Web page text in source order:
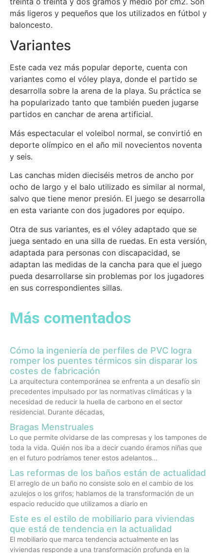
más ligeros y pequeños que los utilizados en fútbol y
baloncesto.
Variantes
Este cada vez más popular deporte, cuenta con
variantes como el vóley playa, donde el partido se
desarrolla sobre la arena de la playa. Su práctica se
ha popularizado tanto que también pueden jugarse
partidos en canchar de arena artificial.
Más espectacular el voleibol normal, se convirtió en
deporte olímpico en el año mil novecientos noventa
y seis.
Las canchas miden dieciséis metros de ancho por
ocho de largo y el balo utilizado es similar al normal,
salvo que tiene menor presión. El juego se desarrolla
en esta variante con dos jugadores por equipo.
Otra de sus variantes, es el vóley adaptado que se
juega sentado en una silla de ruedas. En esta versión,
adaptada para personas con discapacidad, se
adaptan las medidas de la cancha para que el juego
pueda desarrollarse sin problemas por los jugadores
en sus correspondientes sillas.
Más comentados
Cómo la ingeniería de perfiles de PVC logra
romper los puentes térmicos sin disparar los
costes de fabricación
La arquitectura contemporánea se enfrenta a un desafío sin
precedentes impulsado por las normativas climáticas y la
necesidad de reducir la huella de carbono en el sector
residencial. Durante décadas,
Bragas Menstruales
Lo que permite olvidarse de las compresas y los tampones de
toda la vida. Quién nos iba a decir cuando éramos niñas que
en el futuro podríamos tener estos adelantos…
Las reformas de los baños están de actualidad
El arreglo de un baño no consiste solo en el cambio de los
azulejos o los grifos; hablamos de la transformación de un
espacio reducido que utilizamos a diario en
Este es el estilo de mobiliario para viviendas
que está de tendencia en la actualidad
El mobiliario que marca tendencia actualmente en las
viviendas responde a una transformación profunda en la